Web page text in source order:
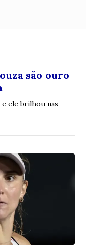
são ouro
e ele brilhou nas